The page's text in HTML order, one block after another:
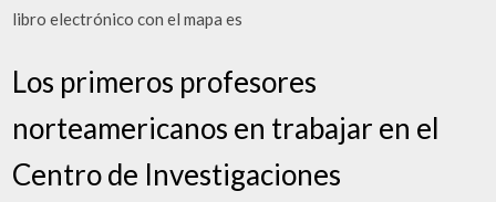
libro electrónico con el mapa es
Los primeros profesores
norteamericanos en trabajar en el
Centro de Investigaciones